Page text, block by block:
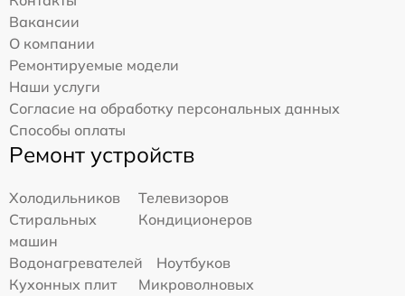
Вакансии
О компании
Ремонтируемые модели
Наши услуги
Согласие на обработку персональных данных
Способы оплаты
Ремонт устройств
Холодильников
Телевизоров
Стиральных
машин
Кондиционеров
Водонагревателей
Ноутбуков
Кухонных плит
Микроволновых